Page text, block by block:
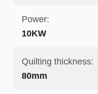
Power:
10KW
Quilting thickness:
80mm